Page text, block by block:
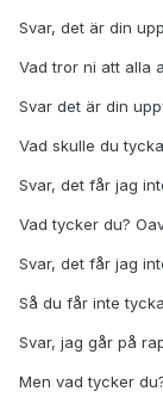
Svar, det är din
Vad tror ni att alla
Svar det är din
Vad skulle du
Svar, det får jag
Vad tycker du?
Svar, det får jag
Så du får inte
Svar, jag går på
Men vad tycker